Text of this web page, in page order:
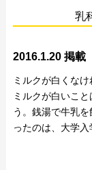
乳
2016.1.20 掲載
ミルクが白くなけ
ミルクが白いこ
う。銭湯で牛乳
ったのは、大学入